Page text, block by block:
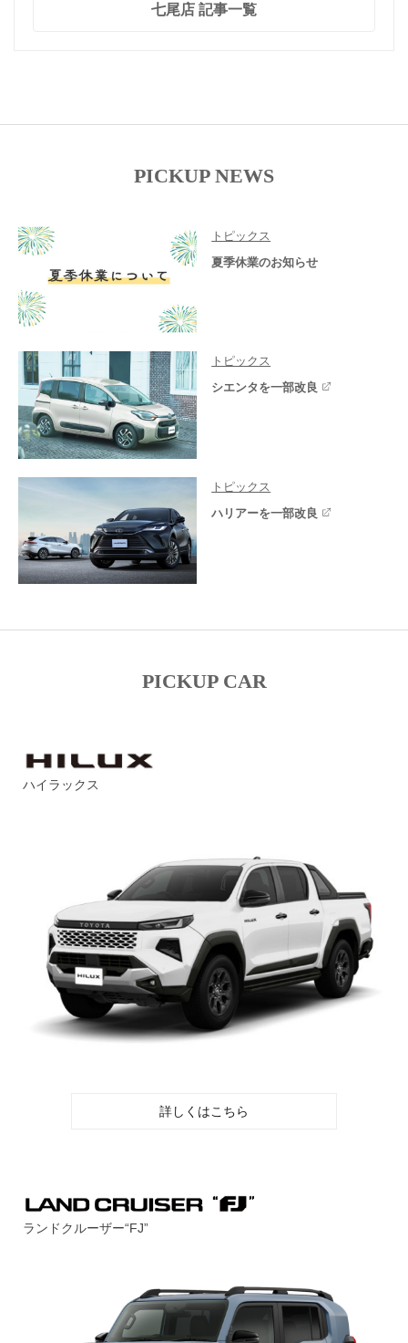
七尾店 記事一覧
PICKUP NEWS
トピックス
夏季休業のお知らせ
トピックス
シエンタを一部改良
トピックス
ハリアーを一部改良
PICKUP CAR
ハイラックス
詳しくはこちら
ランドクルーザー“FJ”